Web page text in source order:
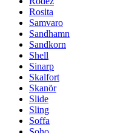
Rosita
Samvaro
Sandhamn
Sandkorn
Shell
Sinarp
Skalfort
Skanör
Slide
Sling
Soffa